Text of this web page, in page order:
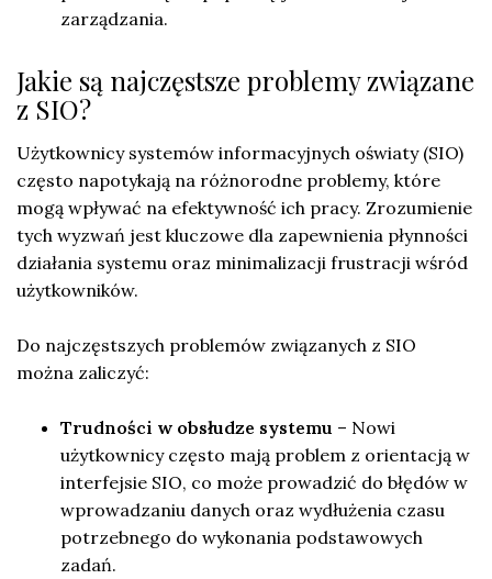
zarządzania.
Jakie są najczęstsze problemy związane
z SIO?
Użytkownicy systemów informacyjnych oświaty (SIO)
często napotykają na różnorodne problemy, które
mogą wpływać na efektywność ich pracy. Zrozumienie
tych wyzwań jest kluczowe dla zapewnienia płynności
działania systemu oraz minimalizacji frustracji wśród
użytkowników.
Do najczęstszych problemów związanych z SIO
można zaliczyć:
Trudności w obsłudze systemu – Nowi
użytkownicy często mają problem z orientacją w
interfejsie SIO, co może prowadzić do błędów w
wprowadzaniu danych oraz wydłużenia czasu
potrzebnego do wykonania podstawowych
zadań.